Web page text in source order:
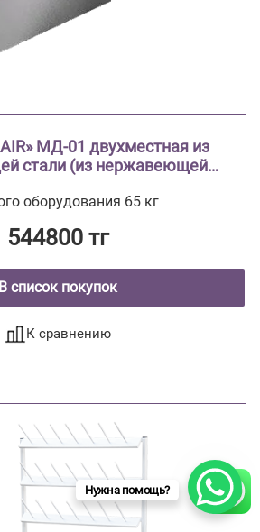
МД-01 двухместная из
стали (из нержавеющей
с рабочей зоной, мойки
столешницу)
оборудования 65 кг
544800 тг
В список покупок
К сравнению
Нужна помощь?